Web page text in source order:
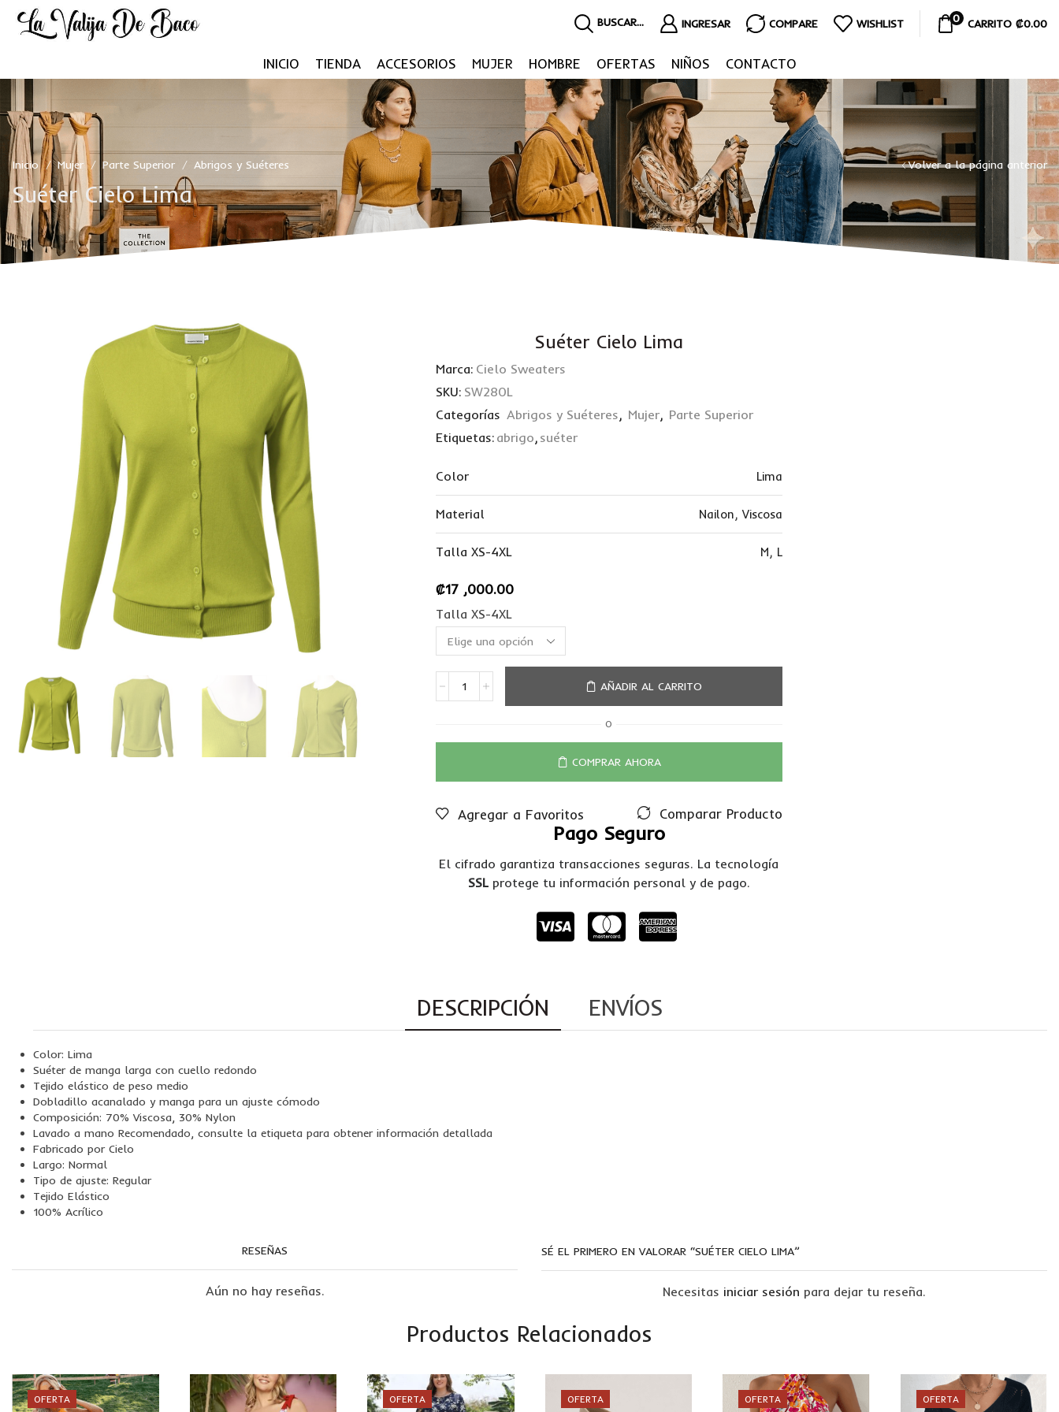
BUSCAR... INGRESAR COMPARE WISHLIST 0 CARRITO ₡0.00
INICIO TIENDA ACCESORIOS MUJER HOMBRE OFERTAS NIÑOS CONTACTO
Inicio / Mujer / Parte Superior / Abrigos y Suéteres
Suéter Cielo Lima
Volver a la página anterior
Suéter Cielo Lima
Marca: Cielo Sweaters
SKU: SW280L
Categorías Abrigos y Suéteres, Mujer, Parte Superior
Etiquetas: abrigo, suéter
Color Lima
Material Nailon,Viscosa
Talla XS-4XL M, L
₡17 ,000.00
Talla XS-4XL
AÑADIR AL CARRITO
O
COMPRAR AHORA
Agregar a Favoritos Comparar Producto
Pago Seguro
El cifrado garantiza transacciones seguras. La tecnología
SSLprotege tu información personal y de pago.
DESCRIPCIÓN ENVÍOS
Color: Lima
Suéter de manga larga con cuello redondo
Tejido elástico de peso medio
Dobladillo acanalado y manga para un ajuste cómodo
Composición: 70% Viscosa, 30% Nylon
Lavado a mano Recomendado, consulte la etiqueta para obtener información detallada
Fabricado por Cielo
Largo: Normal
Tipo de ajuste: Regular
Tejido Elástico
100% Acrílico
RESEÑAS
Aún no hay reseñas.
SÉ EL PRIMERO EN VALORAR “SUÉTER CIELO LIMA”
Necesitas iniciar sesión para dejar tu reseña.
Productos Relacionados
OFERTA OFERTA OFERTA OFERTA OFERTA